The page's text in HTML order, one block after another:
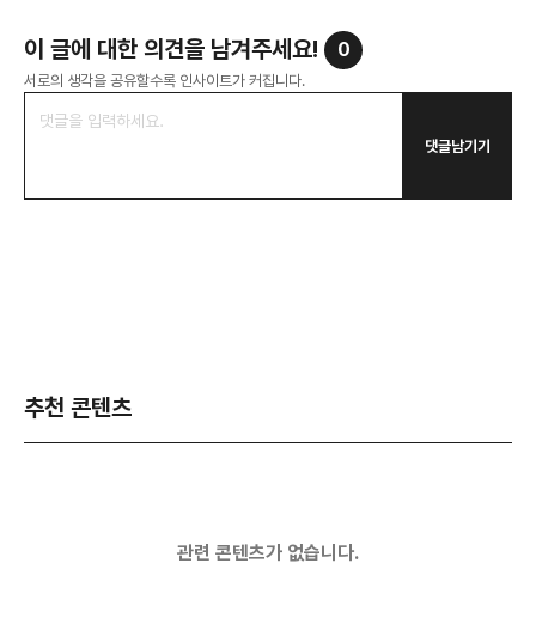
이 글에 대한 의견을 남겨주세요! 0
서로의 생각을 공유할수록 인사이트가 커집니다.
댓글남기기
추천 콘텐츠
관련 콘텐츠가 없습니다.